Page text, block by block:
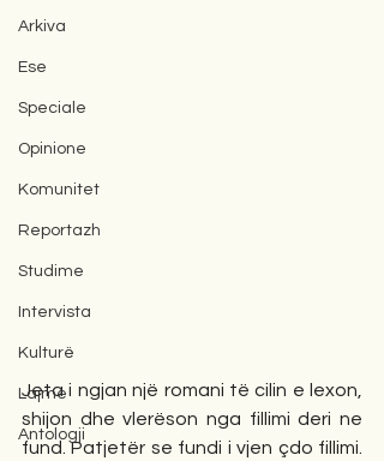
Arkiva
Ese
Speciale
Opinione
Komunitet
Reportazh
Studime
Intervista
Kulturë
Lajme
Antologji
Jeta i ngjan një romani të cilin e lexon,
shijon dhe vlerëson nga fillimi deri ne
fund. Patjetër se fundi i vjen çdo fillimi.